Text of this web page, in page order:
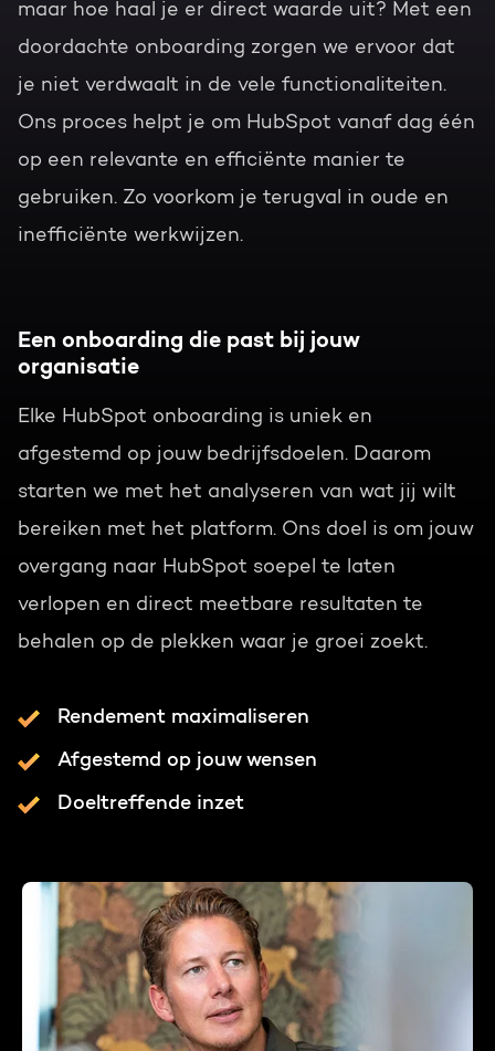
maar hoe haal je er direct waarde uit? Met een
doordachte onboarding zorgen we ervoor dat
je niet verdwaalt in de vele functionaliteiten.
Ons proces helpt je om HubSpot vanaf dag één
op een relevante en efficiënte manier te
gebruiken. Zo voorkom je terugval in oude en
inefficiënte werkwijzen.
Een onboarding die past bij jouw
organisatie
Elke HubSpot onboarding is uniek en
afgestemd op jouw bedrijfsdoelen. Daarom
starten we met het analyseren van wat jij wilt
bereiken met het platform. Ons doel is om jouw
overgang naar HubSpot soepel te laten
verlopen en direct meetbare resultaten te
behalen op de plekken waar je groei zoekt.
Rendement maximaliseren
Afgestemd op jouw wensen
Doeltreffende inzet